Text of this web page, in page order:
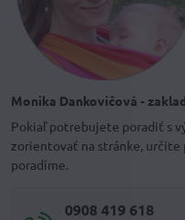
Monika Dankovičová -
Pokiaľ potrebujete poradiť s
zorientovať na stránke, určite
poradíme.
0908 419 618